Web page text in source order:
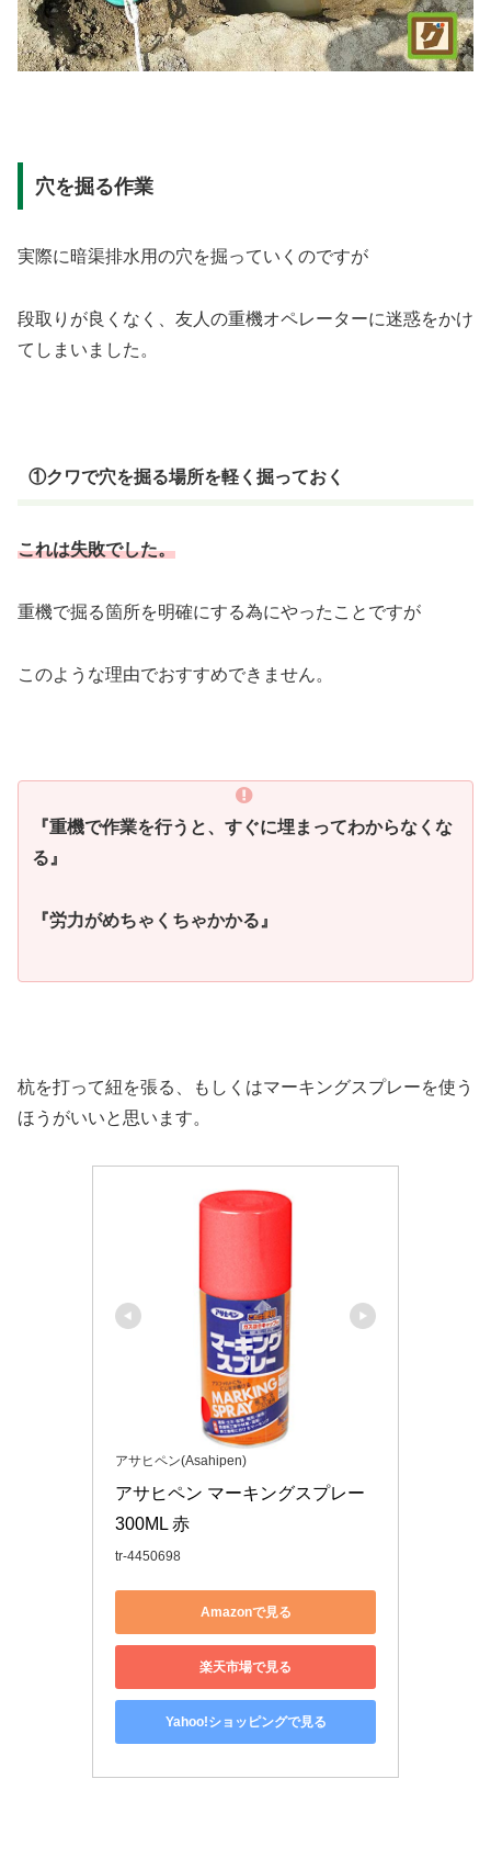
穴を掘る作業
実際に暗渠排水用の穴を掘っていくのですが
段取りが良くなく、友人の重機オペレーターに迷惑をかけ
てしまいました。
①クワで穴を掘る場所を軽く掘っておく
これは失敗でした。
重機で掘る箇所を明確にする為にやったことですが
このような理由でおすすめできません。
『重機で作業を行うと、すぐに埋まってわからなくな
る』
『労力がめちゃくちゃかかる』
杭を打って紐を張る、もしくはマーキングスプレーを使う
ほうがいいと思います。
アサヒペン(Asahipen)
アサヒペン マーキングスプレー
300ML 赤
tr-4450698
Amazonで見る
楽天市場で見る
Yahoo!ショッピングで見る